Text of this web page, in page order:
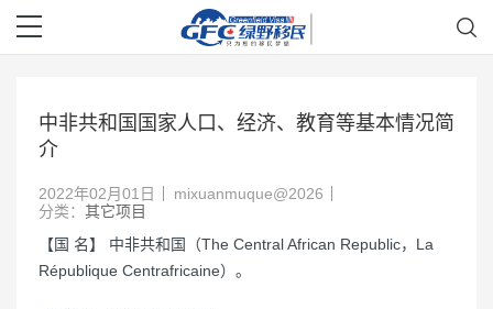
中非共和国国家人口、经济、教育等基本情况简
介
2022年02月01日
mixuanmuque@2026
分类： 其它项目
【国 名】 中非共和国（The Central African Republic，La
République Centrafricaine）。